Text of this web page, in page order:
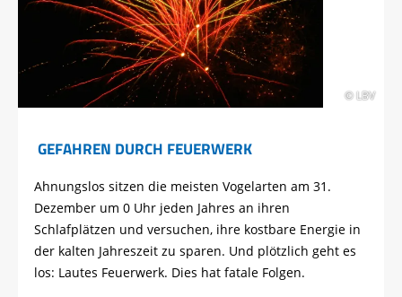
© LBV
GEFAHREN DURCH FEUERWERK
Ahnungslos sitzen die meisten Vogelarten am 31.
Dezember um 0 Uhr jeden Jahres an ihren
Schlafplätzen und versuchen, ihre kostbare Energie in
der kalten Jahreszeit zu sparen. Und plötzlich geht es
los: Lautes Feuerwerk. Dies hat fatale Folgen.